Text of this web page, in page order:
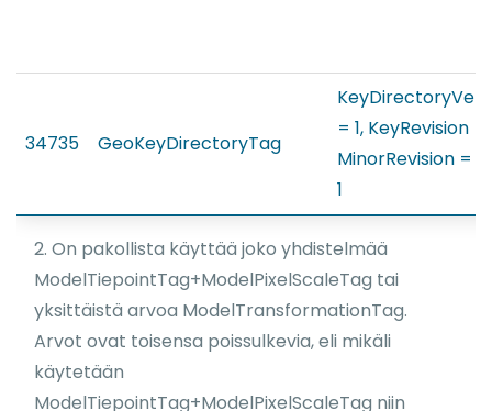
34735 GeoKeyDirectoryTag
= 1, KeyRevision =
MinorRevision =
1
2. On pakollista käyttää joko yhdistelmää
ModelTiepointTag+ModelPixelScaleTag tai
yksittäistä arvoa ModelTransformationTag.
Arvot ovat toisensa poissulkevia, eli mikäli
käytetään
ModelTiepointTag+ModelPixelScaleTag niin